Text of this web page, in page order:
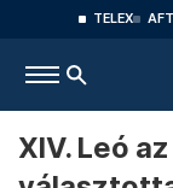
TELEX
XIV. Leó